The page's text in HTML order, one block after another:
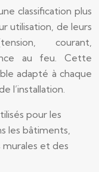
classification plus
utilisation, de leurs
courant,
au feu. Cette
adapté à chaque
l’installation.
pour les
les bâtiments,
murales et des